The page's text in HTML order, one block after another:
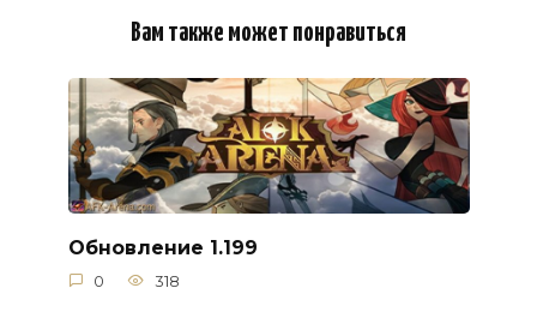
Вам также может понравиться
Обновление 1.199
0 318